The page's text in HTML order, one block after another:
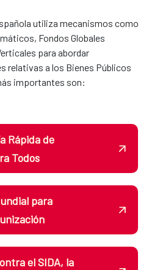
utiliza mecanismos como
Fondos Globales
para abordar
relativas a los Bienes Públicos
importantes son:
Rápida de
Todos
para
el SIDA, la